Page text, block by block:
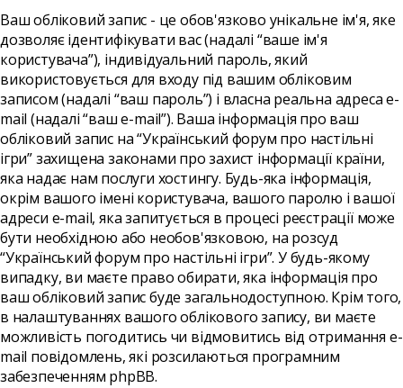
Ваш обліковий запис - це обов'язково унікальне ім'я, яке
дозволяє ідентифікувати вас (надалі “ваше ім'я
користувача”), індивідуальний пароль, який
використовується для входу під вашим обліковим
записом (надалі “ваш пароль”) і власна реальна адреса e-
mail (надалі “ваш e-mail”). Ваша інформація про ваш
обліковий запис на “Український форум про настільні
ігри” захищена законами про захист інформації країни,
яка надає нам послуги хостингу. Будь-яка інформація,
окрім вашого імені користувача, вашого паролю і вашої
адреси e-mail, яка запитується в процесі реєстрації може
бути необхідною або необов'язковою, на розсуд
“Український форум про настільні ігри”. У будь-якому
випадку, ви маєте право обирати, яка інформація про
ваш обліковий запис буде загальнодоступною. Крім того,
в налаштуваннях вашого облікового запису, ви маєте
можливість погодитись чи відмовитись від отримання e-
mail повідомлень, які розсилаються програмним
забезпеченням phpBB.